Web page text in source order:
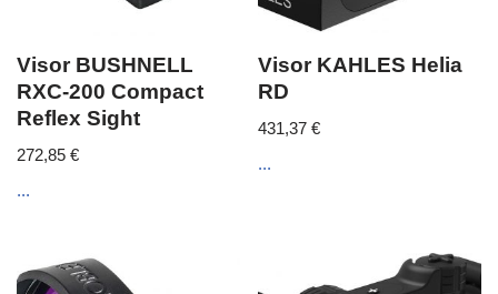
Visor BUSHNELL
RXC-200 Compact
Reflex Sight
272,85 €
...
Visor KAHLES Helia
RD
431,37€
...